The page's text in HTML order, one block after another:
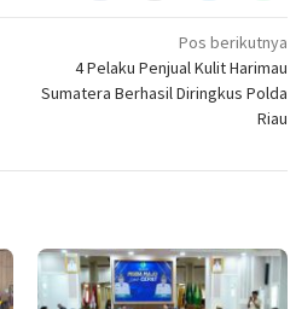
Pos berikutnya
4 Pelaku Penjual Kulit Harimau
Sumatera Berhasil Diringkus Polda
Riau